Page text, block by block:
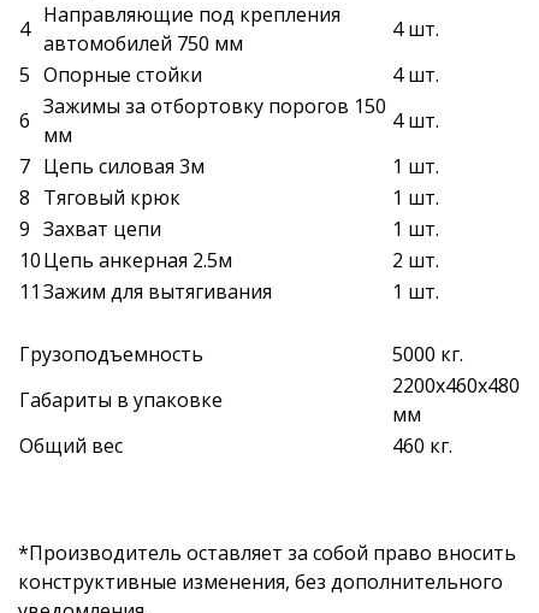
4
Направляющие под крепления
автомобилей 750 мм
4 шт.
5 Опорные стойки
4 шт.
6
Зажимы за отбортовку порогов 150
мм
4 шт.
7 Цепь силовая 3м
1 шт.
8 Тяговый крюк
1 шт.
9 Захват цепи
1 шт.
10Цепь анкерная 2.5м
2 шт.
11 Зажим для вытягивания 1 шт.
Грузоподъемность
5000 кг.
Габариты в упаковке
2200х460х480
мм
Общий вес
460 кг.
*Производитель оставляет за собой право вносить
конструктивные изменения, без дополнительного